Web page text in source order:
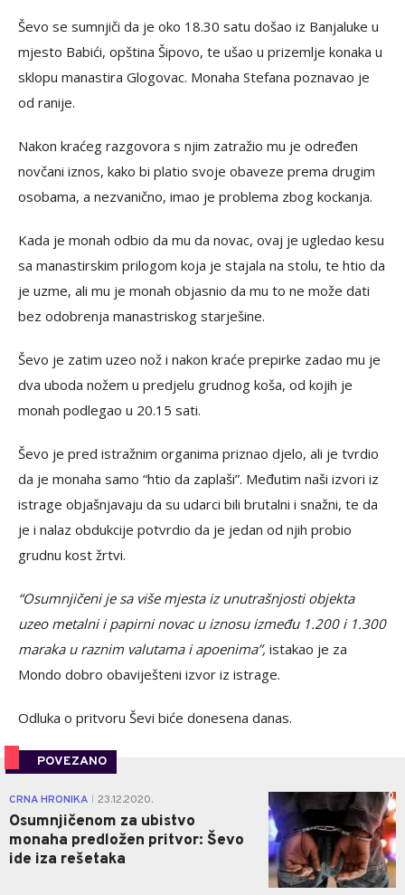
Ševo se sumnjiči da je oko 18.30 satu došao iz Banjaluke u
mjesto Babići, opština Šipovo, te ušao u prizemlje konaka u
sklopu manastira Glogovac. Monaha Stefana poznavao je
od ranije.
Nakon kraćeg razgovora s njim zatražio mu je određen
novčani iznos, kako bi platio svoje obaveze prema drugim
osobama, a nezvanično, imao je problema zbog kockanja.
Kada je monah odbio da mu da novac, ovaj je ugledao kesu
sa manastirskim prilogom koja je stajala na stolu, te htio da
je uzme, ali mu je monah objasnio da mu to ne može dati
bez odobrenja manastriskog starješine.
Ševo je zatim uzeo nož i nakon kraće prepirke zadao mu je
dva uboda nožem u predjelu grudnog koša, od kojih je
monah podlegao u 20.15 sati.
Ševo je pred istražnim organima priznao djelo, ali je tvrdio
da je monaha samo “htio da zaplaši”. Međutim naši izvori iz
istrage objašnjavaju da su udarci bili brutalni i snažni, te da
je i nalaz obdukcije potvrdio da je jedan od njih probio
grudnu kost žrtvi.
“Osumnjičeni je sa više mjesta iz unutrašnjosti objekta
uzeo metalni i papirni novac u iznosu između 1.200 i 1.300
maraka u raznim valutama i apoenima”, istakao je za
Mondo dobro obaviješteni izvor iz istrage.
Odluka o pritvoru Ševi biće donesena danas.
POVEZANO
CRNA HRONIKA 23.12.2020.
Osumnjičenom za ubistvo
monaha predložen pritvor: Ševo
ide iza rešetaka
0